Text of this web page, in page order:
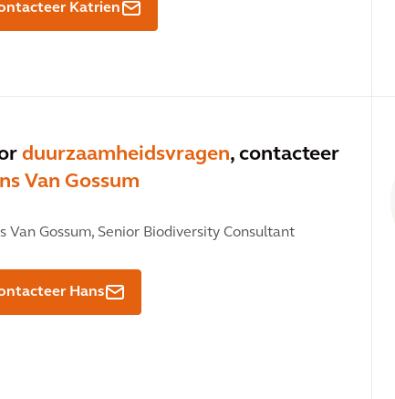
Katrien
duurzaamheidsvragen, contacteer
Van Gossum
Van Gossum, Senior Biodiversity Consultant
Hans